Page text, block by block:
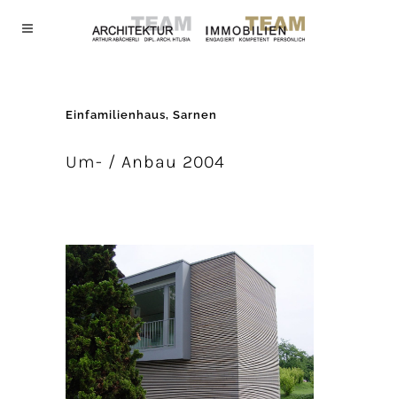
Einfamilienhaus, Sarnen
Um- / Anbau 2004